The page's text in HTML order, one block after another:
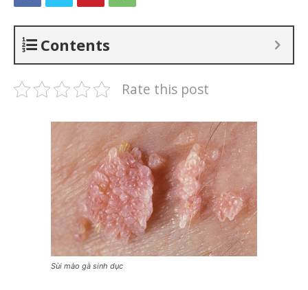
Contents
Rate this post
Sùi mào gà sinh dục